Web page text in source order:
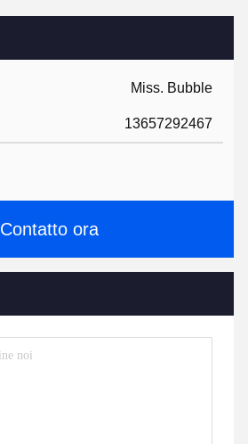
Miss. Bubble
13657292467
Contatto ora